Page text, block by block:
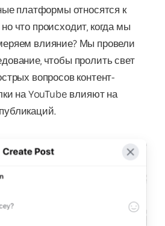
платформы относятся к
что происходит, когда мы
влияние? Мы провели
чтобы пролить свет
вопросов контент-
на YouTube влияют на